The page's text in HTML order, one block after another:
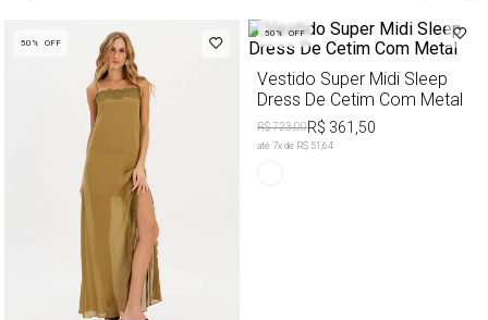
50% OFF
50% OFF
Vestido Super Midi Sleep
Dress De Cetim Com Metal
R$ 723,00R$ 361,50
até 7x de R$ 51,64